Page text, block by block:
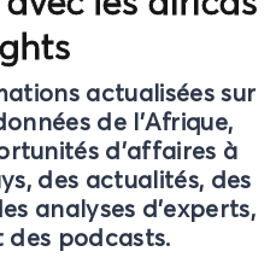
actualisées sur
de l'Afrique,
d'affaires à
des actualités, des
analyses d'experts,
des podcasts.